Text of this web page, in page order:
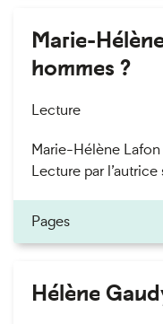
Marie-
hommes ?
Lecture
Marie-Hélène
Lecture par l’autrice
Pages
Hélène